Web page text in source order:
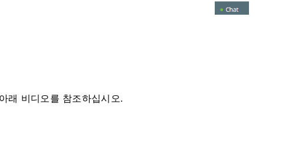
래 비디오를 참조하십시오.